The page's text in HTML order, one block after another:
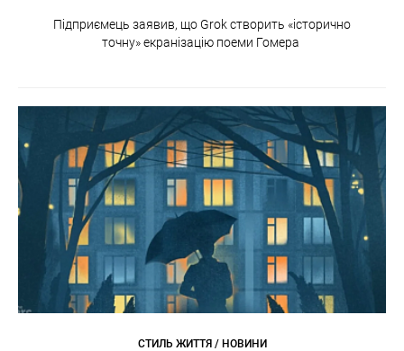
Підприємець заявив, що Grok створить «історично
точну» екранізацію поеми Гомера
СТИЛЬ ЖИТТЯ / НОВИНИ